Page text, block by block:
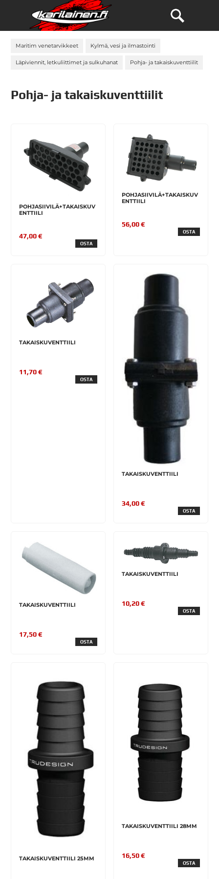
Maritim venetarvikkeet Kylmä, vesi ja ilmastointi
Läpiviennit, letkuliittimet ja sulkuhanat Pohja- ja takaiskuventtiilit
Pohja- ja takaiskuventtiilit
POHJASIIVILÄ+TAKAISKUV
ENTTIILI
47,00 €
OSTA
POHJASIIVILÄ+TAKAISKUV
ENTTIILI
56,00 €
OSTA
TAKAISKUVENTTIILI
11,70 €
OSTA
TAKAISKUVENTTIILI
34,00 €
OSTA
TAKAISKUVENTTIILI
17,50 €
OSTA
TAKAISKUVENTTIILI
10,20 €
OSTA
TAKAISKUVENTTIILI 25MM
TAKAISKUVENTTIILI 28MM
16,50 €
OSTA